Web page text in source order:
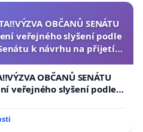
OBČANŮ SENÁTU
veřejného slyšení podle
k návrhu na přijetí
OBČANŮ SENÁTU
veřejného slyšení podle §
k návrhu na přijetí
žaloby na prezidenta